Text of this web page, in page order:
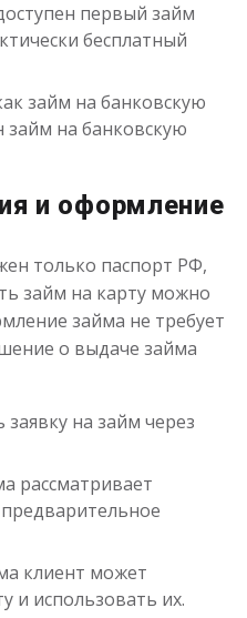
до50 000₽
от 1до 21 дня
первый займ
бесплатный
займ на банковскую
займ на банковскую
и оформление
только паспорт РФ,
займ на карту можно
займа не требует
о выдаче займа
на займ через
рассматривает
клиент может
и использовать их.